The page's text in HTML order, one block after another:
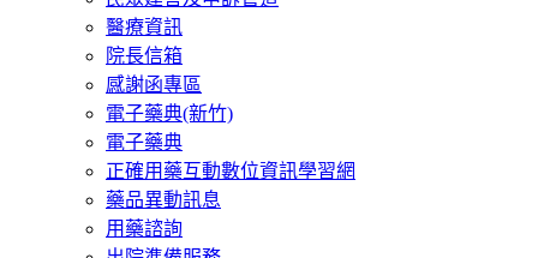
醫療資訊
院長信箱
感謝函專區
電子藥典(新竹)
電子藥典
正確用藥互動數位資訊學習網
藥品異動訊息
用藥諮詢